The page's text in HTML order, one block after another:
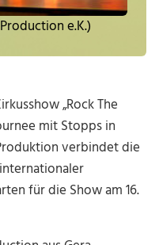
e.K.)
„Rock The
mit Stopps in
verbindet die
für die Show am 16.